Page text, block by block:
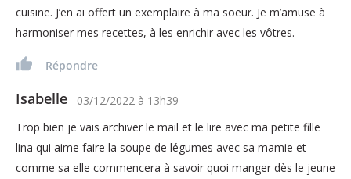
cuisine. J’en ai offert un exemplaire à ma soeur. Je m’amuse à
harmoniser mes recettes, à les enrichir avec les vôtres.
Répondre
Isabelle 03/12/2022 à 13h39
Trop bien je vais archiver le mail et le lire avec ma petite fille
lina qui aime faire la soupe de légumes avec sa mamie et
comme sa elle commencera à savoir quoi manger dès le jeune